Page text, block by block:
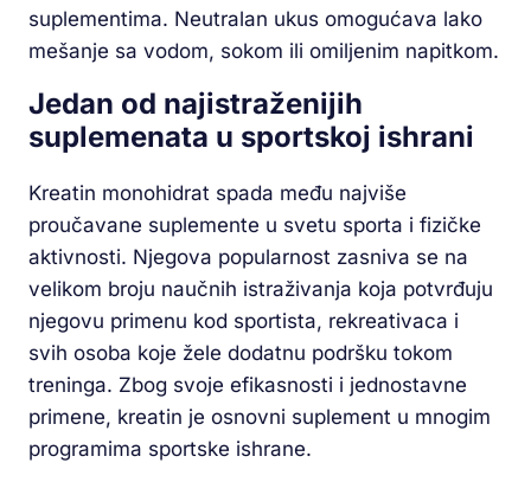
suplementima. Neutralan ukus omogućava lako
mešanje sa vodom, sokom ili omiljenim napitkom.
Jedan od najistraženijih
suplemenata u sportskoj ishrani
Kreatin monohidrat spada među najviše
proučavane suplemente u svetu sporta i fizičke
aktivnosti. Njegova popularnost zasniva se na
velikom broju naučnih istraživanja koja potvrđuju
njegovu primenu kod sportista, rekreativaca i
svih osoba koje žele dodatnu podršku tokom
treninga. Zbog svoje efikasnosti i jednostavne
primene, kreatin je osnovni suplement u mnogim
programima sportske ishrane.